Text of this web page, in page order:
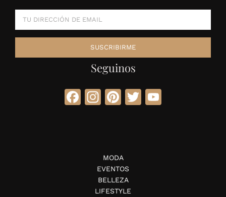
Seguinos
Facebook
Instagram
Pinterest
Twitter
MODA
EVENTOS
BELLEZA
LIFESTYLE